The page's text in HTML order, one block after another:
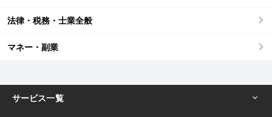
法律・税務・士業全般
マネー・副業